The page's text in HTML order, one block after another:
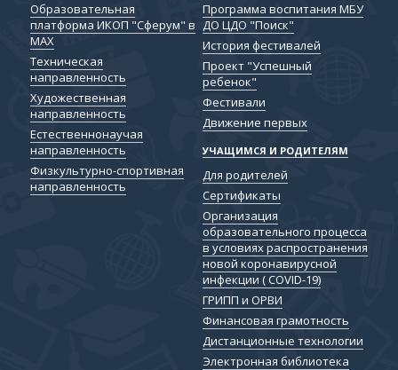
Образовательная
платформа ИКОП "Сферум" в
МАХ
Техническая
направленность
Художественная
направленность
Естественнонаучая
направленность
Физкультурно-спортивная
направленность
Программа воспитания МБУ
ДО ЦДО "Поиск"
История фестивалей
Проект "Успешный
ребенок"
Фестивали
Движение первых
УЧАЩИМСЯ И РОДИТЕЛЯМ
Для родителей
Сертификаты
Организация
образовательного процесса
в условиях распространения
новой коронавирусной
инфекции ( COVID-19)
ГРИПП и ОРВИ
Финансовая грамотность
Дистанционные технологии
Электронная библиотека